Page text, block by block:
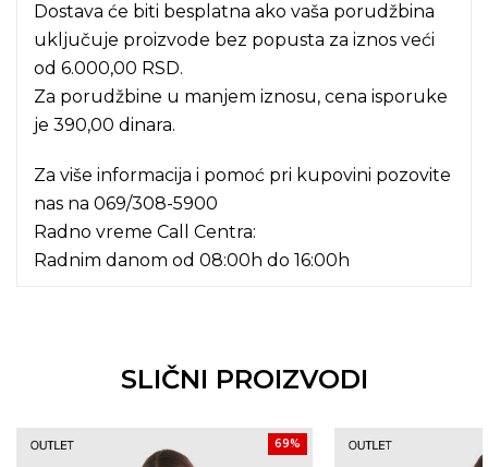
Dostava će biti besplatna ako vaša porudžbina
uključuje proizvode bez popusta za iznos veći
od 6.000,00 RSD.
Za porudžbine u manjem iznosu, cena isporuke
je 390,00 dinara.
Za više informacija i pomoć pri kupovini pozovite
nas na 069/308-5900
Radno vreme Call Centra:
Radnim danom od 08:00h do 16:00h
SLIČNI PROIZVODI
69%